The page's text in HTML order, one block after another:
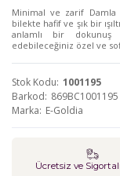
Minimal ve zarif Damla
bilekte hafif ve şık bir
anlamlı bir dokunuş
edebileceğiniz özel ve
Stok Kodu 1001195
Barkod 869BC1001195
Marka E-Goldia
Ücretsiz ve